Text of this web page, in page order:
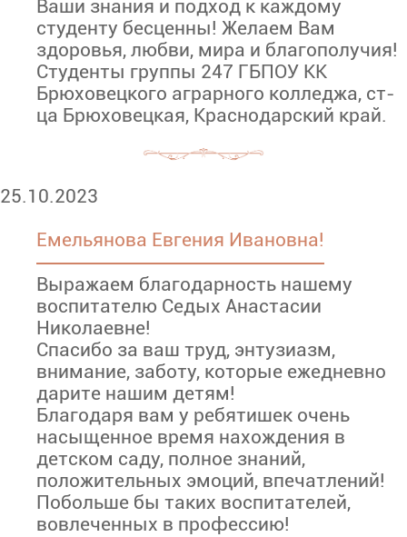
Ваши знания и подход к каждому
студенту бесценны! Желаем Вам
здоровья, любви, мира и благополучия!
Студенты группы 247 ГБПОУ КК
Брюховецкого аграрного колледжа, ст-
ца Брюховецкая, Краснодарский край.
25.10.2023
Емельянова Евгения Ивановна!
Выражаем благодарность нашему
воспитателю Седых Анастасии
Николаевне!
Спасибо за ваш труд, энтузиазм,
внимание, заботу, которые ежедневно
дарите нашим детям!
Благодаря вам у ребятишек очень
насыщенное время нахождения в
детском саду, полное знаний,
положительных эмоций, впечатлений!
Побольше бы таких воспитателей,
вовлеченных в профессию!